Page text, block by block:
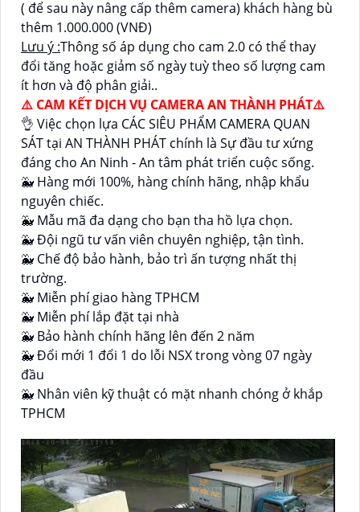
( để sau này nâng cấp thêm camera) khách hàng bù
thêm 1.000.000 (VNĐ)
Lưu ý :Thông số áp dụng cho cam 2.0 có thể thay
đổi tăng hoặc giảm số ngày tuỳ theo số lượng cam
ít hơn và độ phân giải..
⚠️ CAM KẾT DỊCH VỤ CAMERA AN THÀNH PHÁT⚠️
👌 Việc chọn lựa CÁC SIÊU PHẨM CAMERA QUAN
SÁT tại AN THÀNH PHÁT chính là Sự đầu tư xứng
đáng cho An Ninh - An tâm phát triển cuộc sống.
🐳 Hàng mới 100%, hàng chính hãng, nhập khẩu
nguyên chiếc.
🐳 Mẫu mã đa dạng cho bạn tha hồ lựa chọn.
🐳 Đội ngũ tư vấn viên chuyên nghiệp, tận tình.
🐳 Chế độ bảo hành, bảo trì ấn tượng nhất thị
trường.
🐳 Miễn phí giao hàng TPHCM
🐳 Miễn phí lắp đặt tại nhà
🐳 Bảo hành chính hãng lên đến 2 năm
🐳 Đổi mới 1 đổi 1 do lỗi NSX trong vòng 07 ngày
đầu
🐳 Nhân viên kỹ thuật có mặt nhanh chóng ở khắp
TPHCM